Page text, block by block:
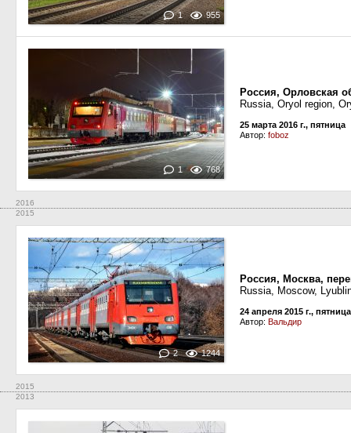
1 955
1 768
Россия, Орловская
Russia, Oryol region,
25 марта 2016 г., пятница
Автор: foboz
2016
2015
2 1244
Россия, Москва,
Russia, Moscow,
24 апреля 2015 г., пятница
Автор: Вальдир
2015
2013